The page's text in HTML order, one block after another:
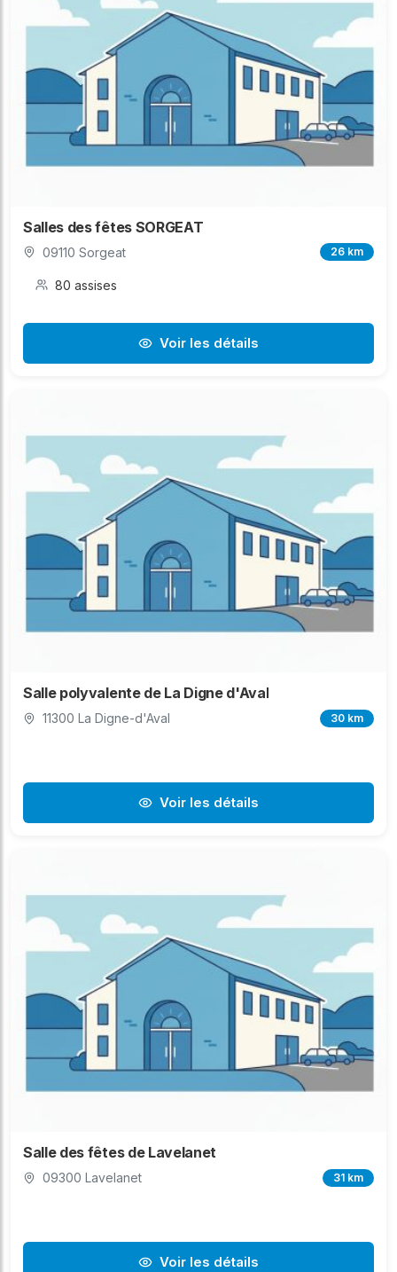
Salles des fêtes SORGEAT
09110 Sorgeat 26 km
80 assises
Voir les détails
Salle polyvalente de La Digne d'Aval
11300 La Digne-d'Aval 30 km
Voir les détails
Salle des fêtes de Lavelanet
09300 Lavelanet 31 km
Voir les détails